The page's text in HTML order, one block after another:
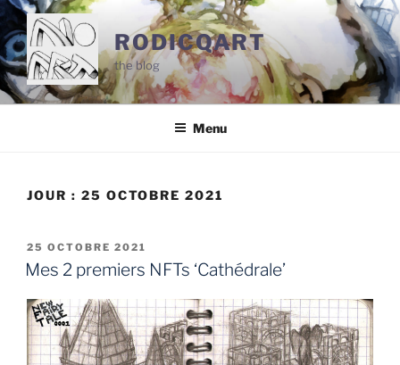
Aller
au
contenu
principal
RODICQART
the blog
Menu
JOUR : 25 OCTOBRE 2021
PUBLIÉ
LE
25 OCTOBRE 2021
Mes 2 premiers NFTs ‘Cathédrale’